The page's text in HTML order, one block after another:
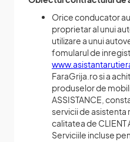
Orice conducator
proprietar al unui
utilizare a unui
fomularul de
FaraGrija.ro si a
produselor de
ASSISTANCE,
servicii de
calitatea de CLIENT
Serviciile incluse